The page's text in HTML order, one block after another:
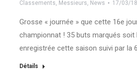
Classements, Messieurs, News 17/03/
Grosse « journée » que cette 16e
championnat ! 35 buts marqués soit
enregistrée cette saison suivi par la
Détails